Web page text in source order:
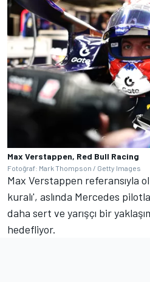
Max Verstappen, Red Bull Racing
Fotoğraf: Mark Thompson / Getty Images
Max Verstappen referansıyla
kuralı', aslında Mercedes
daha sert ve yarışçı bir
hedefliyor.